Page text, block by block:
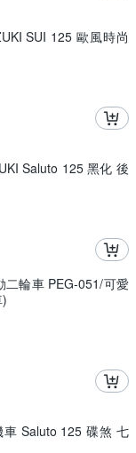
SUI 125 歐風時尚
Saluto 125 黑化 後
二輪車 PEG-051/可愛
Saluto 125 碟煞 七